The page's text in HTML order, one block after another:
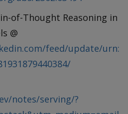
of-Thought Reasoning in
@
feed/update/urn:
notes/serving/?